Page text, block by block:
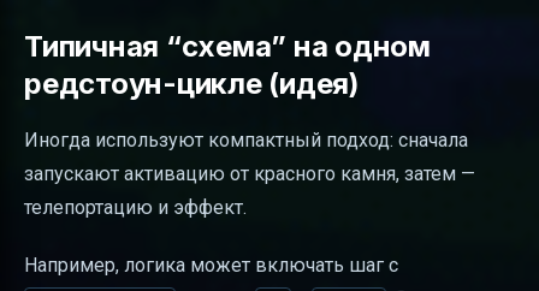
Типичная “схема” на одном
редстоун-цикле (идея)
Иногда используют компактный подход: сначала
запускают активацию от красного камня, затем —
телепортацию и эффект.
Например, логика может включать шаг с